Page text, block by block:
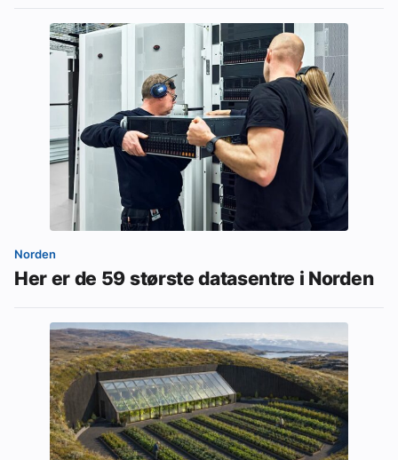
Norden
Her er de 59 største datasentre i Norden